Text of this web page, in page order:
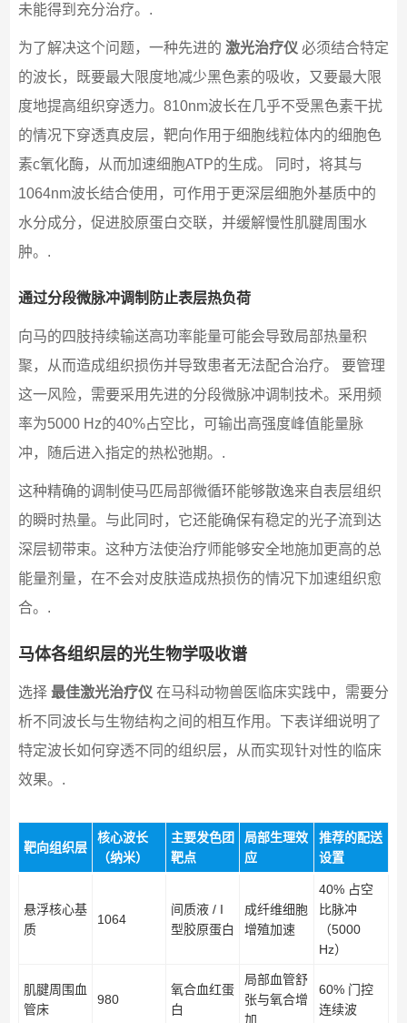
未能得到充分治疗。.
为了解决这个问题，一种先进的 激光治疗仪 必须结合特定
的波长，既要最大限度地减少黑色素的吸收，又要最大限
度地提高组织穿透力。810nm波长在几乎不受黑色素干扰
的情况下穿透真皮层，靶向作用于细胞线粒体内的细胞色
素c氧化酶，从而加速细胞ATP的生成。 同时，将其与
1064nm波长结合使用，可作用于更深层细胞外基质中的
水分成分，促进胶原蛋白交联，并缓解慢性肌腱周围水
肿。.
通过分段微脉冲调制防止表层热负荷
向马的四肢持续输送高功率能量可能会导致局部热量积
聚，从而造成组织损伤并导致患者无法配合治疗。 要管理
这一风险，需要采用先进的分段微脉冲调制技术。采用频
率为5000 Hz的40%占空比，可输出高强度峰值能量脉
冲，随后进入指定的热松弛期。.
这种精确的调制使马匹局部微循环能够散逸来自表层组织
的瞬时热量。与此同时，它还能确保有稳定的光子流到达
深层韧带束。这种方法使治疗师能够安全地施加更高的总
能量剂量，在不会对皮肤造成热损伤的情况下加速组织愈
合。.
马体各组织层的光生物学吸收谱
选择 最佳激光治疗仪 在马科动物兽医临床实践中，需要分
析不同波长与生物结构之间的相互作用。下表详细说明了
特定波长如何穿透不同的组织层，从而实现针对性的临床
效果。.
靶向组织层
核心波长
（纳米）
主要发色团
靶点
局部生理效
应
推荐的配送
设置
悬浮核心基
质
1064
间质液 / I
型胶原蛋白
成纤维细胞
增殖加速
40% 占空
比脉冲
（5000
Hz）
肌腱周围血
管床
980
氧合血红蛋
白
局部血管舒
张与氧合增
加
60% 门控
连续波